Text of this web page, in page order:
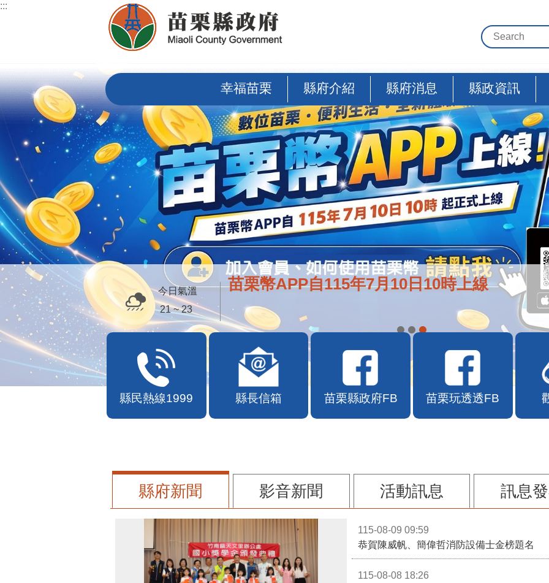
跳到主要內容區塊
:::
幸福苗栗 縣府介紹 縣府消息 縣政資訊
苗栗幣APP自115年7月10日10時上線
今日氣溫
21 ~ 23
縣民熱線1999 縣長信箱 苗栗縣政府FB 苗栗玩透透FB
縣府新聞 影音新聞 活動訊息 訊息
115-08-09 09:59
恭賀陳威帆、簡偉哲消防設備士金榜題名
115-08-08 18:26